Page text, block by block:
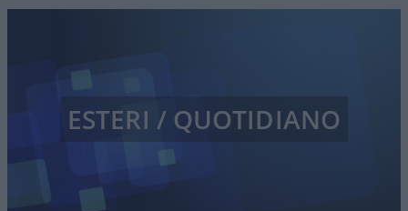
ESTERI / QUOTIDIANO